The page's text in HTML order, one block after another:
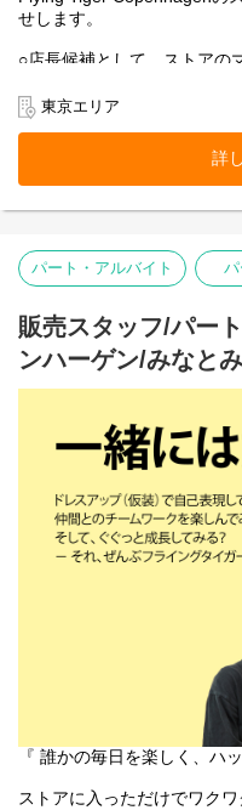
せします。
○店長候補として、ストアの
○採用/教育全般
○ストア業務管理
-品出し
-ディスプレイ
-在庫管理・発注・検品
フライング タイガー コペン
くつかのエリアに分かれて
各エリアの責任者がカテゴ
す。
東京エリア
詳
パート・アルバイト パ
販売スタッフ/パー
ンハーゲン/みなと
『 誰かの毎日を楽しく、ハ
ストアに入っただけでワクワ